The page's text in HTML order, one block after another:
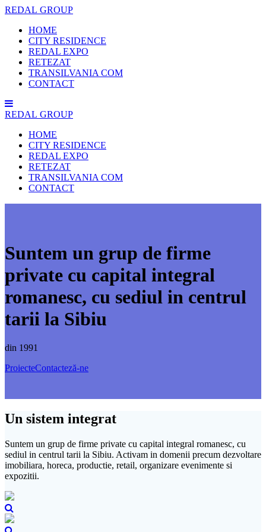
REDAL GROUP
HOME
CITY RESIDENCE
REDAL EXPO
RETEZAT
TRANSILVANIA COM
CONTACT
REDAL GROUP
HOME
CITY RESIDENCE
REDAL EXPO
RETEZAT
TRANSILVANIA COM
CONTACT
Suntem un grup de firme
private cu capital integral
romanesc, cu sediul in centrul
tarii la Sibiu
din 1991
ProiecteContacteză-ne
Un sistem integrat
Suntem un grup de firme private cu capital integral romanesc, cu
sediul in centrul tarii la Sibiu. Activam in domenii precum dezvoltare
imobiliara, horeca, productie, retail, organizare evenimente si
expozitii.